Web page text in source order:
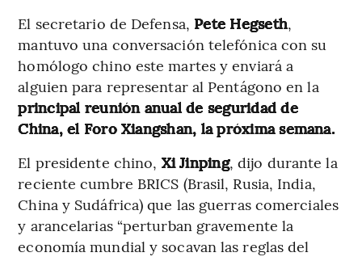
El secretario de Defensa, Pete Hegseth,
mantuvo una conversación telefónica con su
homólogo chino este martes y enviará a
alguien para representar al Pentágono en la
principal reunión anual de seguridad de
China, el Foro Xiangshan, la próxima semana.
El presidente chino, Xi Jinping, dijo durante la
reciente cumbre BRICS (Brasil, Rusia, India,
China y Sudáfrica) que las guerras comerciales
y arancelarias “perturban gravemente la
economía mundial y socavan las reglas del